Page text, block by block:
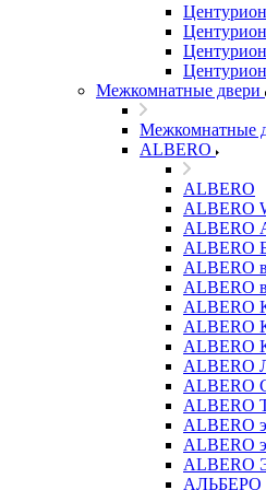
Центурион
Межкомнатные двери
Межкомнатные
ALBERO
ALBERO
ALBERO
ALBERO
ALBERO
ALBERO
ALBERO
ALBERO
ALBERO
ALBERO
ALBERO
ALBERO
ALBERO
ALBERO
ALBERO
ALBERO
АЛЬБЕРО